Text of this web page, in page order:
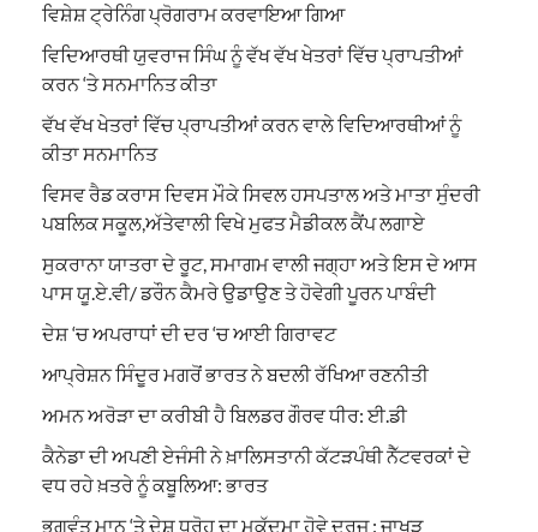
ਵਿਸ਼ੇਸ਼ ਟ੍ਰੇਨਿੰਗ ਪ੍ਰੋਗਰਾਮ ਕਰਵਾਇਆ ਗਿਆ
ਵਿਦਿਆਰਥੀ ਯੁਵਰਾਜ ਸਿੰਘ ਨੂੰ ਵੱਖ ਵੱਖ ਖੇਤਰਾਂ ਵਿੱਚ ਪ੍ਰਾਪਤੀਆਂ
ਕਰਨ ‘ਤੇ ਸਨਮਾਨਿਤ ਕੀਤਾ
ਵੱਖ ਵੱਖ ਖੇਤਰਾਂ ਵਿੱਚ ਪ੍ਰਾਪਤੀਆਂ ਕਰਨ ਵਾਲੇ ਵਿਦਿਆਰਥੀਆਂ ਨੂੰ
ਕੀਤਾ ਸਨਮਾਨਿਤ
ਵਿਸਵ ਰੈਡ ਕਰਾਸ ਦਿਵਸ ਮੌਕੇ ਸਿਵਲ ਹਸਪਤਾਲ ਅਤੇ ਮਾਤਾ ਸੁੰਦਰੀ
ਪਬਲਿਕ ਸਕੂਲ,ਅੱਤੇਵਾਲੀ ਵਿਖੇ ਮੁਫਤ ਮੈਡੀਕਲ ਕੈਂਪ ਲਗਾਏ
ਸੁਕਰਾਨਾ ਯਾਤਰਾ ਦੇ ਰੂਟ, ਸਮਾਗਮ ਵਾਲੀ ਜਗ੍ਹਾ ਅਤੇ ਇਸ ਦੇ ਆਸ
ਪਾਸ ਯੂ.ਏ.ਵੀ/ ਡਰੌਨ ਕੈਮਰੇ ਉਡਾਉਣ ਤੇ ਹੋਵੇਗੀ ਪੂਰਨ ਪਾਬੰਦੀ
ਦੇਸ਼ ‘ਚ ਅਪਰਾਧਾਂ ਦੀ ਦਰ ‘ਚ ਆਈ ਗਿਰਾਵਟ
ਆਪ੍ਰੇਸ਼ਨ ਸਿੰਦੂਰ ਮਗਰੋਂ ਭਾਰਤ ਨੇ ਬਦਲੀ ਰੱਖਿਆ ਰਣਨੀਤੀ
ਅਮਨ ਅਰੋੜਾ ਦਾ ਕਰੀਬੀ ਹੈ ਬਿਲਡਰ ਗੌਰਵ ਧੀਰ: ਈ.ਡੀ
ਕੈਨੇਡਾ ਦੀ ਅਪਣੀ ਏਜੰਸੀ ਨੇ ਖ਼ਾਲਿਸਤਾਨੀ ਕੱਟੜਪੰਥੀ ਨੈੱਟਵਰਕਾਂ ਦੇ
ਵਧ ਰਹੇ ਖ਼ਤਰੇ ਨੂੰ ਕਬੂਲਿਆ: ਭਾਰਤ
ਭਗਵੰਤ ਮਾਨ ‘ਤੇ ਦੇਸ਼ ਧਰੋਹ ਦਾ ਮੁਕੱਦਮਾ ਹੋਵੇ ਦਰਜ : ਜਾਖੜ